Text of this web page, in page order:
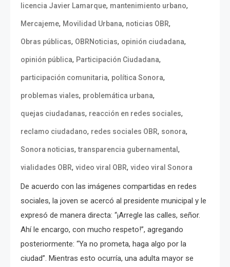
licencia Javier Lamarque, mantenimiento urbano,
Mercajeme, Movilidad Urbana, noticias OBR,
Obras públicas, OBRNoticias, opinión ciudadana,
opinión pública, Participación Ciudadana,
participación comunitaria, política Sonora,
problemas viales, problemática urbana,
quejas ciudadanas, reacción en redes sociales,
reclamo ciudadano, redes sociales OBR, sonora,
Sonora noticias,transparencia gubernamental ,
vialidades OBR, video viral OBR, video viral Sonora
De acuerdo con las imágenes compartidas en redes
sociales, la joven se acercó al presidente municipal y le
expresó de manera directa: “¡Arregle las calles, señor.
Ahí le encargo, con mucho respeto!”, agregando
posteriormente: “Ya no prometa, haga algo por la
ciudad”. Mientras esto ocurría, una adulta mayor se